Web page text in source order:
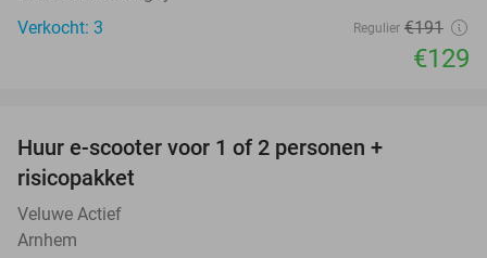
Verkocht: 3
Regulier €191
€129
Huur e-scooter voor 1 of 2 personen +
risicopakket
Veluwe Actief
Arnhem